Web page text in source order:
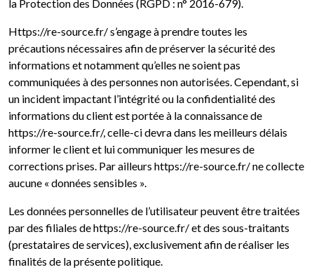
la Protection des Données (RGPD : n° 2016-679).
Https://re-source.fr/ s’engage à prendre toutes les
précautions nécessaires afin de préserver la sécurité des
informations et notamment qu’elles ne soient pas
communiquées à des personnes non autorisées. Cependant, si
un incident impactant l’intégrité ou la confidentialité des
informations du client est portée à la connaissance de
https://re-source.fr/, celle-ci devra dans les meilleurs délais
informer le client et lui communiquer les mesures de
corrections prises. Par ailleurs https://re-source.fr/ ne collecte
aucune « données sensibles ».
Les données personnelles de l’utilisateur peuvent être traitées
par des filiales de https://re-source.fr/ et des sous-traitants
(prestataires de services), exclusivement afin de réaliser les
finalités de la présente politique.